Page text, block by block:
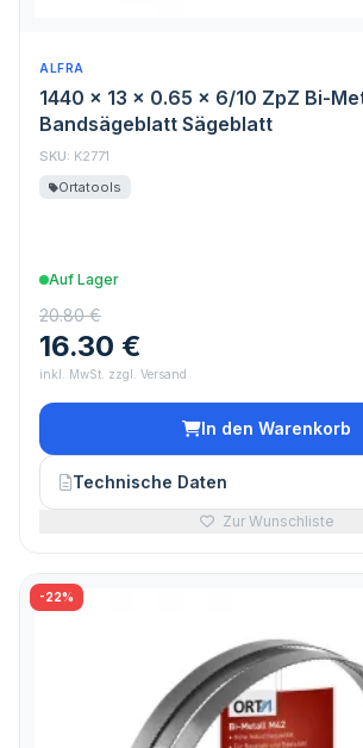
ALFRA
1440 x 13 x 0.65 x 6/10 ZpZ Bi-
Bandsägeblatt Sägeblatt
SKU: K2771
Ortatools
Auf Lager
20.80 €
16.30 €
inkl. MwSt. zzgl. Versand
In den Warenkorb
Technische Daten
Zur Wunschliste
-22%